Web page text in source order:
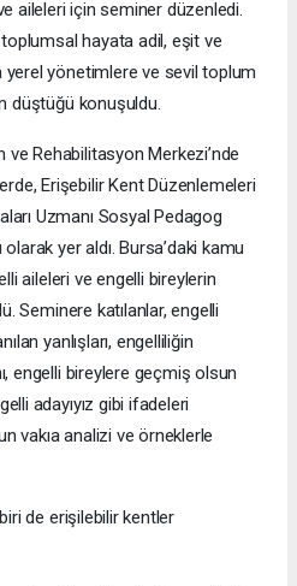
aileleri için seminer düzenledi.
hayata adil, eşit ve
yerel yönetimlere ve sevil toplum
düştüğü konuşuldu.
ve Rehabilitasyon Merkezi’nde
Erişebilir Kent Düzenlemeleri
Uzmanı Sosyal Pedagog
yer aldı. Bursa’daki kamu
aileleri ve engelli bireylerin
Seminere katılanlar, engelli
yanlışları, engelliliğin
engelli bireylere geçmiş olsun
adayıyız gibi ifadeleri
vakıa analizi ve örneklerle
de erişilebilir kentler